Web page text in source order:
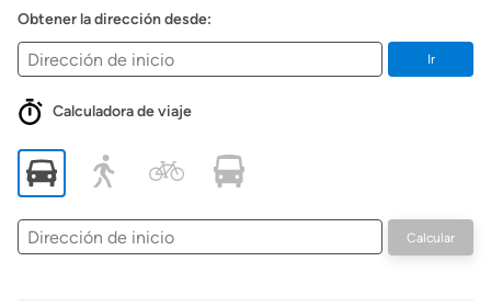
Obtener la dirección desde:
Ir
Calculadora de viaje
Dirección
de
Calcular